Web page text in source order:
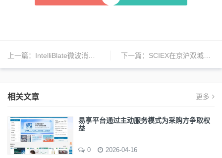
上一篇： IntelliBlate微波消融系统获FDA 510(k)批准，提升软组织治疗精度与灵活性 下一篇： SCIEX在京沪双城发布质谱新品，行业专家共话技术未来
相关文章 更多
易享平台通过主动服务模式为采购方争取权
益
0 2026-04-16